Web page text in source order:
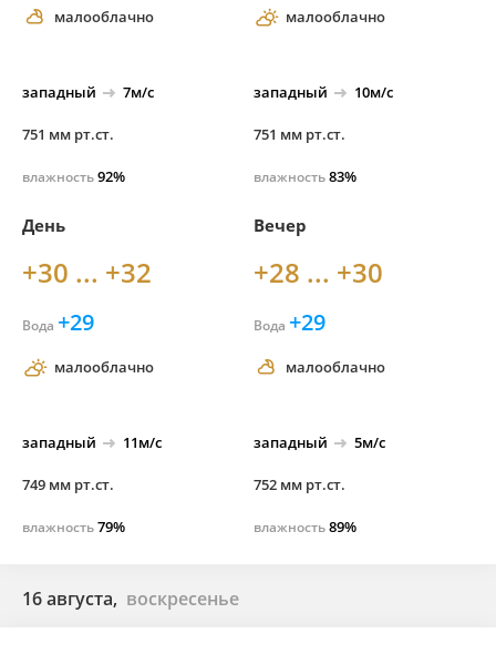
малооблачно
западный 7м/с
751 мм рт.ст.
влажность92%
малооблачно
западный 10м/с
751 мм рт.ст.
влажность83%
День
+30 ... +32
Вода +29
малооблачно
западный 11м/с
749 мм рт.ст.
влажность79%
Вечер
+28 ... +30
Вода +29
малооблачно
западный 5м/с
752 мм рт.ст.
влажность89%
16 августа, воскресенье